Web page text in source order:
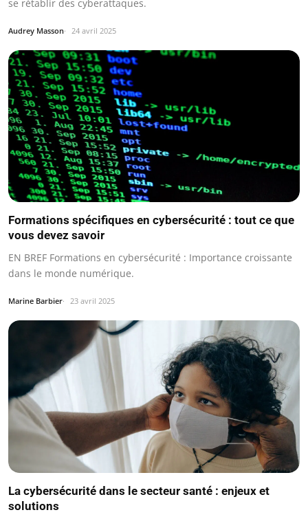
se rétablir des cyberattaques.
Audrey Masson 24 avril 2025
Formations spécifiques en cybersécurité : tout ce que
vous devez savoir
EN BREF Formations en cybersécurité : Importance croissante
dans le monde numérique.
Marine Barbier 23 avril 2025
La cybersécurité dans le secteur santé : enjeux et
solutions